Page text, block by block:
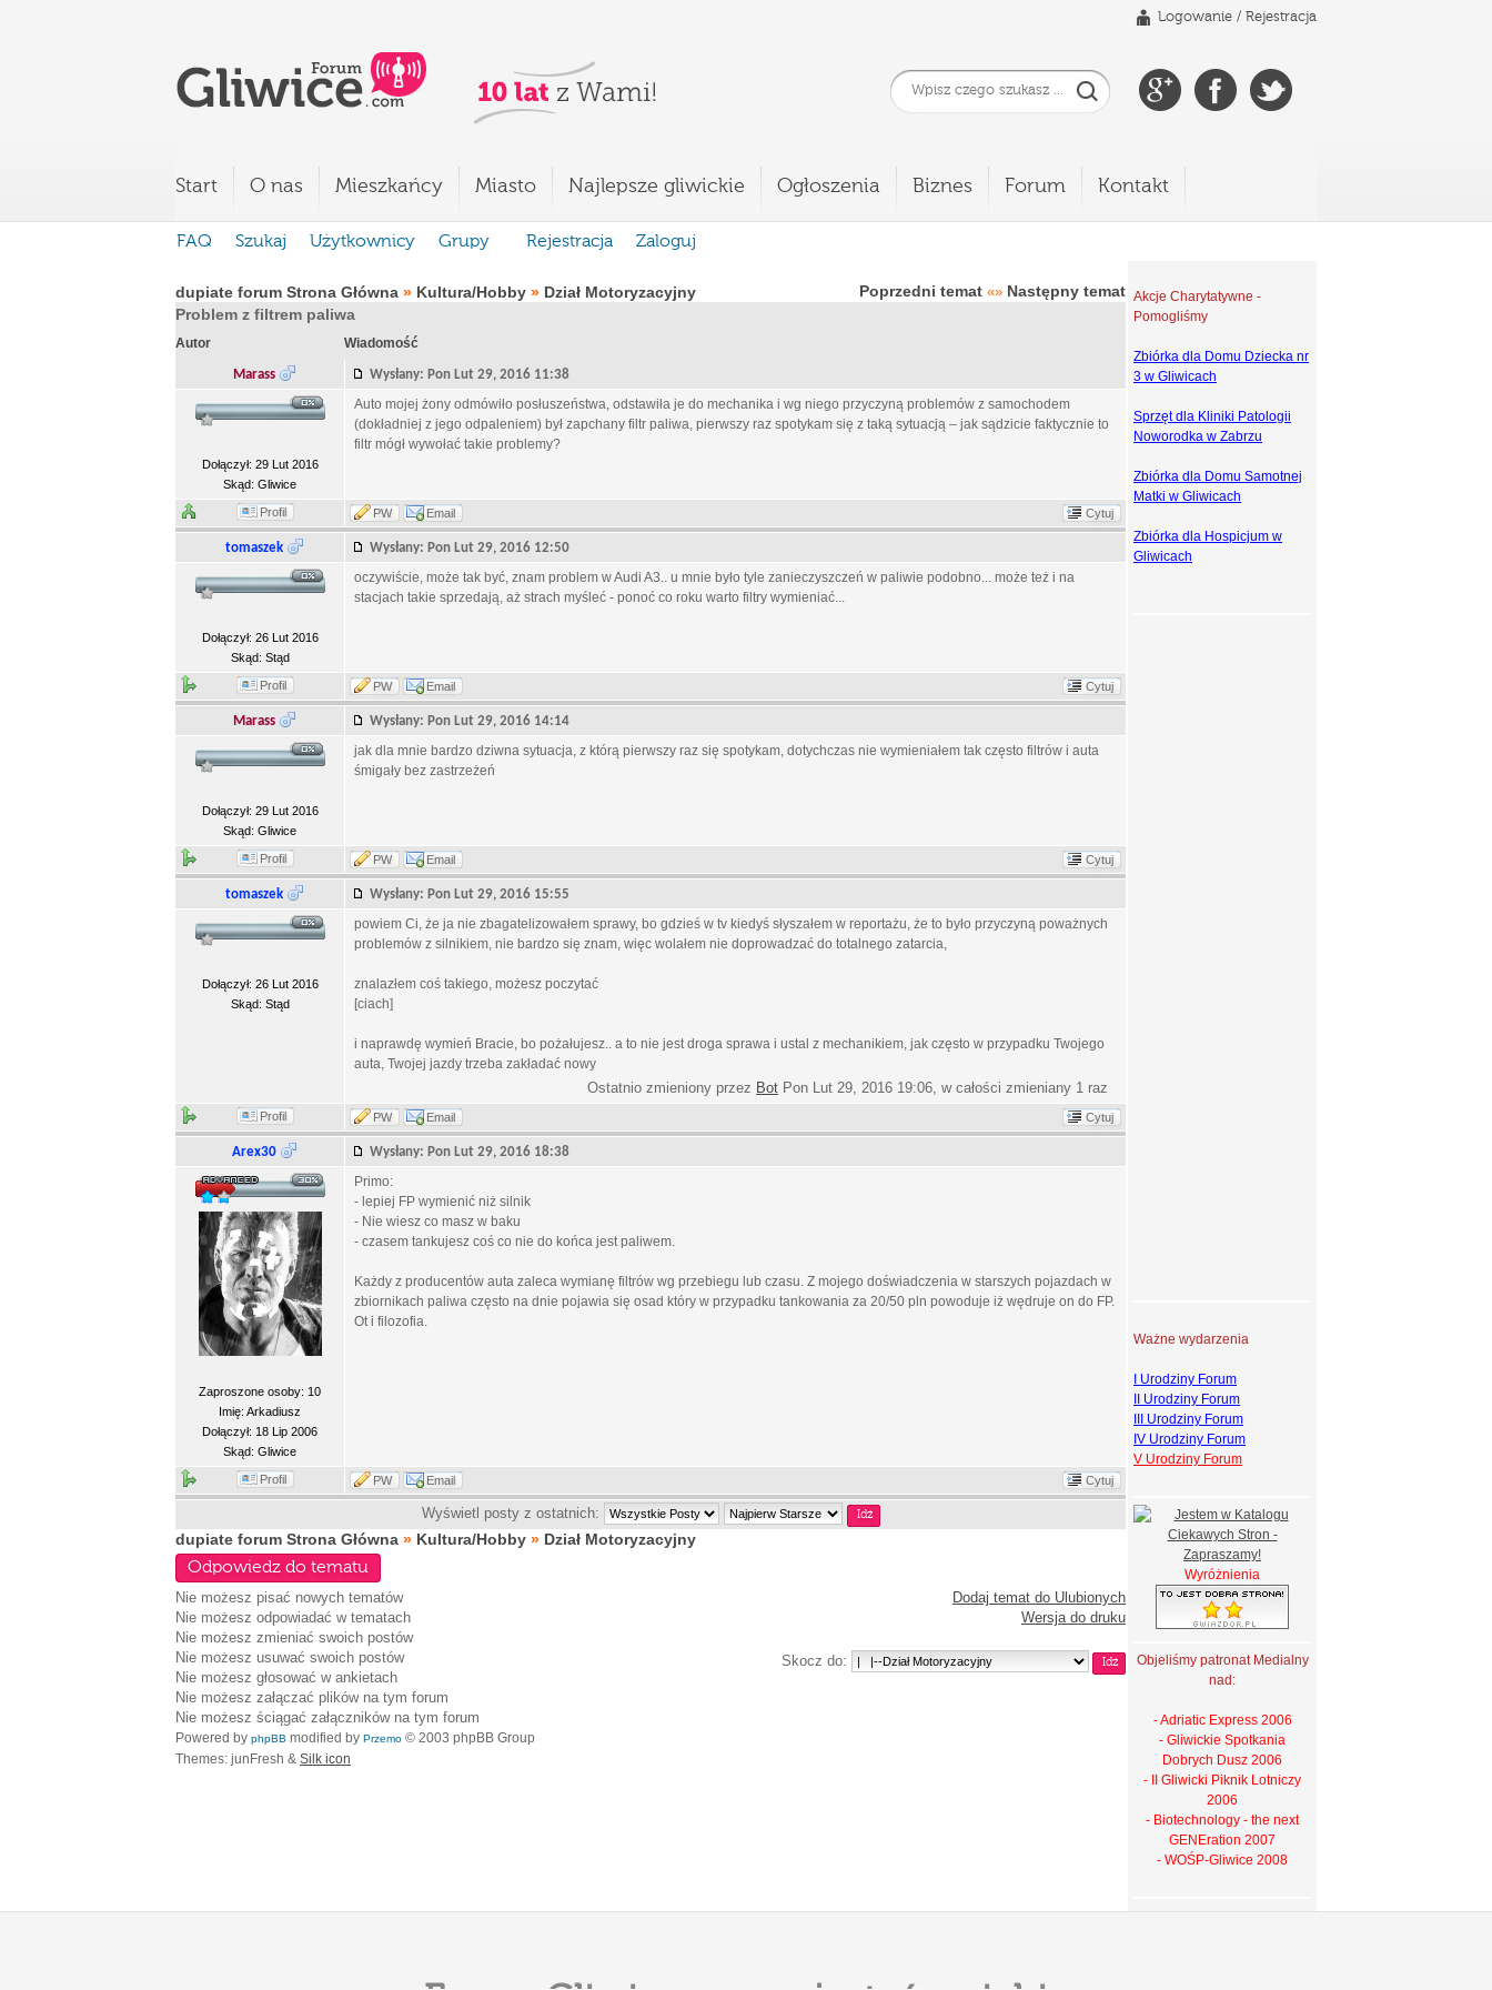
Logowanie / Rejestracja
Start O nas Mieszkańcy Miasto Najlepsze gliwickie Ogłoszenia Biznes Forum Kontakt
FAQ Szukaj Użytkownicy Grupy Rejestracja Zaloguj
dupiate forum Strona Główna » Kultura/Hobby » Dział Motoryzacyjny Poprzedni temat «» Następny temat
Problem z filtrem paliwa
Autor Wiadomość
Marass Wysłany: Pon Lut 29, 2016 11:38
Dołączył: 29 Lut 2016
Skąd: Gliwice
Auto mojej żony odmówiło posłuszeństwa, odstawiła je do mechanika i wg niego przyczyną problemów z samochodem
(dokładniej z jego odpaleniem) był zapchany filtr paliwa, pierwszy raz spotykam się z taką sytuacją – jak sądzicie faktycznie to
filtr mógł wywołać takie problemy?
Profil PW Email Cytuj
tomaszek Wysłany: Pon Lut 29, 2016 12:50
Dołączył: 26 Lut 2016
Skąd: Stąd
oczywiście, może tak być, znam problem w Audi A3.. u mnie było tyle zanieczyszczeń w paliwie podobno... może też i na
stacjach takie sprzedają, aż strach myśleć - ponoć co roku warto filtry wymieniać...
Profil PW Email Cytuj
Marass Wysłany: Pon Lut 29, 2016 14:14
Dołączył: 29 Lut 2016
Skąd: Gliwice
jak dla mnie bardzo dziwna sytuacja, z którą pierwszy raz się spotykam, dotychczas nie wymieniałem tak często filtrów i auta
śmigały bez zastrzeżeń
Profil PW Email Cytuj
tomaszek Wysłany: Pon Lut 29, 2016 15:55
Dołączył: 26 Lut 2016
Skąd: Stąd
powiem Ci, że ja nie zbagatelizowałem sprawy, bo gdzieś w tv kiedyś słyszałem w reportażu, że to było przyczyną poważnych
problemów z silnikiem, nie bardzo się znam, więc wolałem nie doprowadzać do totalnego zatarcia,
znalazłem coś takiego, możesz poczytać
[ciach]
i naprawdę wymień Bracie, bo pożałujesz.. a to nie jest droga sprawa i ustal z mechanikiem, jak często w przypadku Twojego
auta, Twojej jazdy trzeba zakładać nowy
Ostatnio zmieniony przez Bot Pon Lut 29, 2016 19:06, w całości zmieniany 1 raz
Profil PW Email Cytuj
Arex30 Wysłany: Pon Lut 29, 2016 18:38
Zaproszone osoby: 10
Imię: Arkadiusz
Dołączył: 18 Lip 2006
Skąd: Gliwice
Primo:
- lepiej FP wymienić niż silnik
- Nie wiesz co masz w baku
- czasem tankujesz coś co nie do końca jest paliwem.
Każdy z producentów auta zaleca wymianę filtrów wg przebiegu lub czasu. Z mojego doświadczenia w starszych pojazdach w
zbiornikach paliwa często na dnie pojawia się osad który w przypadku tankowania za 20/50 pln powoduje iż wędruje on do FP.
Ot i filozofia.
Profil PW Email Cytuj
Wyświetl posty z ostatnich:
dupiate forum Strona Główna » Kultura/Hobby » Dział Motoryzacyjny
Odpowiedz do tematu
Nie możesz pisać nowych tematów
Nie możesz odpowiadać w tematach
Nie możesz zmieniać swoich postów
Nie możesz usuwać swoich postów
Nie możesz głosować w ankietach
Nie możesz załączać plików na tym forum
Nie możesz ściągać załączników na tym forum
Dodaj temat do Ulubionych
Wersja do druku
Skocz do:
Powered by phpBB modified by Przemo © 2003 phpBB Group
Themes: junFresh & Silk icon
Akcje Charytatywne -
Pomogliśmy
Zbiórka dla Domu Dziecka nr
3 w Gliwicach
Sprzęt dla Kliniki Patologii
Noworodka w Zabrzu
Zbiórka dla Domu Samotnej
Matki w Gliwicach
Zbiórka dla Hospicjum w
Gliwicach
Ważne wydarzenia
I Urodziny Forum
II Urodziny Forum
III Urodziny Forum
IV Urodziny Forum
V Urodziny Forum
Wyróżnienia
Objeliśmy patronat Medialny
nad:
- Adriatic Express 2006
- Gliwickie Spotkania
Dobrych Dusz 2006
- II Gliwicki Piknik Lotniczy
2006
- Biotechnology - the next
GENEration 2007
- WOŚP-Gliwice 2008